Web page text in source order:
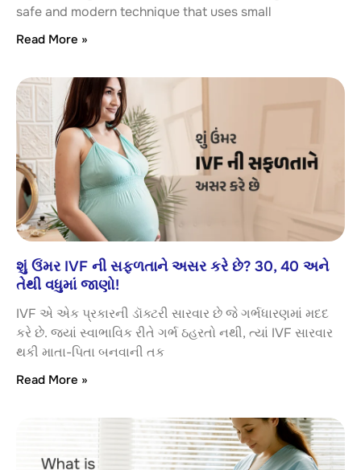
safe and modern technique that uses small
Read More »
શું ઉંમર IVF ની સફળતાને અસર કરે છે? 30, 40 અને
તેથી વધુમાં જાણો!
IVF એ એક પ્રકારની ડૉક્ટરી સારવાર છે જે ગર્ભધારણમાં મદદ
કરે છે. જ્યાં સ્વાભાવિક રીતે ગર્ભ ઠહરતો નથી, ત્યાં IVF સારવાર
થકી માતા-પિતા બનવાની તક
Read More »